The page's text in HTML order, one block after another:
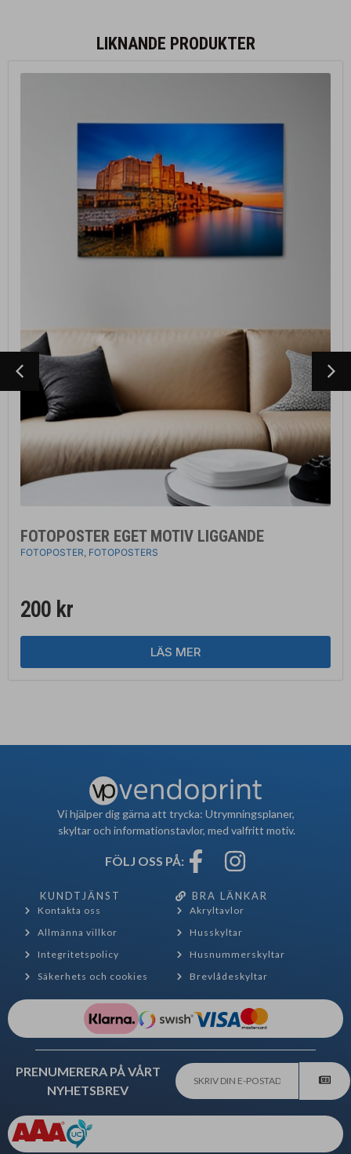
LIKNANDE PRODUKTER
FOTOPOSTER EGET MOTIV LIGGANDE
FOTOPOSTER FOTOPOSTERS
200 kr
LÄS MER
Vi hjälper dig gärna att trycka: Utrymningsplaner,
skyltar och informationstavlor, med valfritt motiv.
FÖLJ OSS PÅ:
KUNDTJÄNST
Kontakta oss
Allmänna villkor
Integritetspolicy
Säkerhets och cookies
BRA LÄNKAR
Akryltavlor
Husskyltar
Husnummerskyltar
Brevlådeskyltar
PRENUMERERA PÅ VÅRT
NYHETSBREV